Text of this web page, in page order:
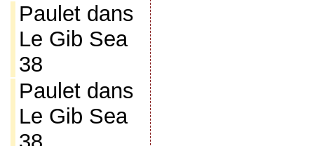
Pauletdans
Le Gib Sea
38
Pauletdans
Le Gib Sea